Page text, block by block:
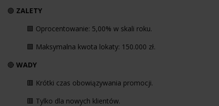
🟢 ZALETY
🟩 Oprocentowanie: 5,00% w skali roku.
🟩 Maksymalna kwota lokaty: 150.000 zł.
🔴 WADY
🟥 Krótki czas obowiązywania promocji.
🟥 Tylko dla nowych klientów.